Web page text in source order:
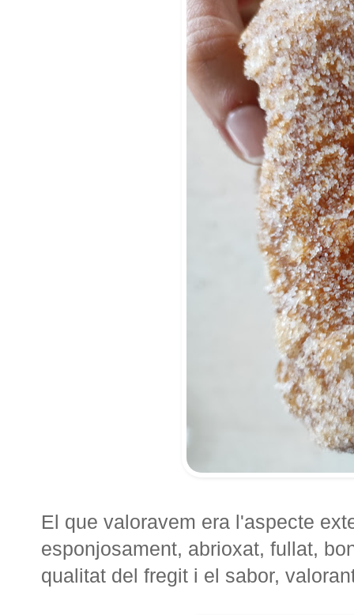
El que valoravem era l'aspecte
esponjosament, abrioxat, fullat,
qualitat del fregit i el sabor,